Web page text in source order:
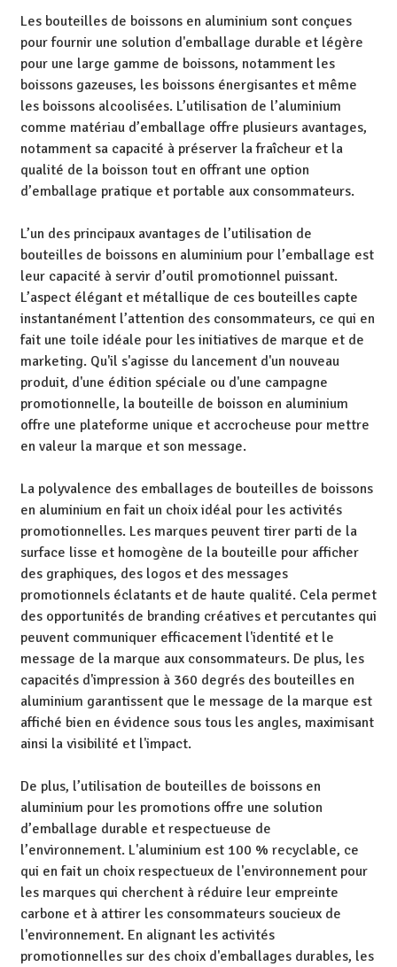
Les bouteilles de boissons en aluminium sont conçues
pour fournir une solution d'emballage durable et légère
pour une large gamme de boissons, notamment les
boissons gazeuses, les boissons énergisantes et même
les boissons alcoolisées. L’utilisation de l’aluminium
comme matériau d’emballage offre plusieurs avantages,
notamment sa capacité à préserver la fraîcheur et la
qualité de la boisson tout en offrant une option
d’emballage pratique et portable aux consommateurs.
L’un des principaux avantages de l’utilisation de
bouteilles de boissons en aluminium pour l’emballage est
leur capacité à servir d’outil promotionnel puissant.
L’aspect élégant et métallique de ces bouteilles capte
instantanément l’attention des consommateurs, ce qui en
fait une toile idéale pour les initiatives de marque et de
marketing. Qu'il s'agisse du lancement d'un nouveau
produit, d'une édition spéciale ou d'une campagne
promotionnelle, la bouteille de boisson en aluminium
offre une plateforme unique et accrocheuse pour mettre
en valeur la marque et son message.
La polyvalence des emballages de bouteilles de boissons
en aluminium en fait un choix idéal pour les activités
promotionnelles. Les marques peuvent tirer parti de la
surface lisse et homogène de la bouteille pour afficher
des graphiques, des logos et des messages
promotionnels éclatants et de haute qualité. Cela permet
des opportunités de branding créatives et percutantes qui
peuvent communiquer efficacement l'identité et le
message de la marque aux consommateurs. De plus, les
capacités d'impression à 360 degrés des bouteilles en
aluminium garantissent que le message de la marque est
affiché bien en évidence sous tous les angles, maximisant
ainsi la visibilité et l'impact.
De plus, l’utilisation de bouteilles de boissons en
aluminium pour les promotions offre une solution
d’emballage durable et respectueuse de
l’environnement. L'aluminium est 100 % recyclable, ce
qui en fait un choix respectueux de l'environnement pour
les marques qui cherchent à réduire leur empreinte
carbone et à attirer les consommateurs soucieux de
l'environnement. En alignant les activités
promotionnelles sur des choix d'emballages durables, les